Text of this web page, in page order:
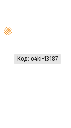
Код: o4ki-13187